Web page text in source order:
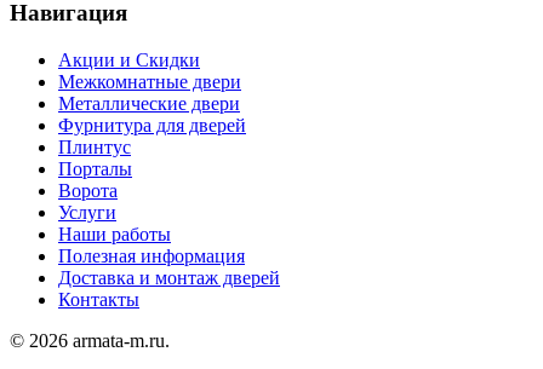
Навигация
Акции и Скидки
Межкомнатные двери
Металлические двери
Фурнитура для дверей
Плинтус
Порталы
Ворота
Услуги
Наши работы
Полезная информация
Доставка и монтаж дверей
Контакты
© 2026 armata-m.ru.